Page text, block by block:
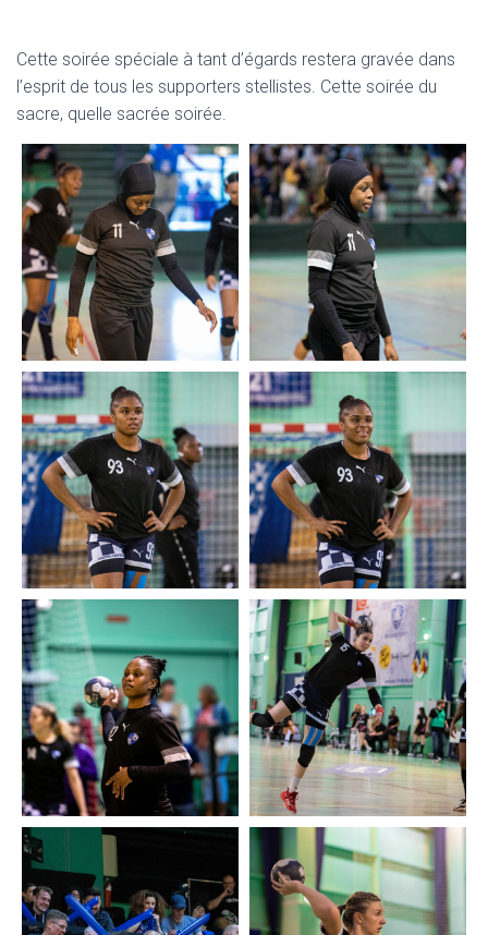
Cette soirée spéciale à tant d’égards restera gravée dans
l’esprit de tous les supporters stellistes. Cette soirée du
sacre, quelle sacrée soirée.